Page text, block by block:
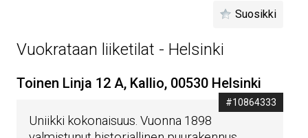
Suosikki
Vuokrataan liiketilat - Helsinki
Toinen Linja 12 A, Kallio, 00530 Helsinki
#10864333
Uniikki kokonaisuus. Vuonna 1898